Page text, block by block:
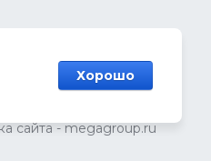
сайта- megagroup.ru
Хорошо